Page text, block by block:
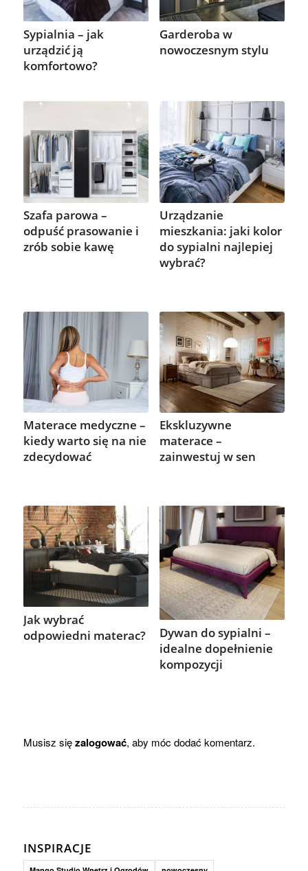
Sypialnia – jak
urządzić ją
komfortowo?
Garderoba w
nowoczesnym stylu
Szafa parowa –
odpuść prasowanie i
zrób sobie kawę
Urządzanie
mieszkania: jaki kolor
do sypialni najlepiej
wybrać?
Materace medyczne –
kiedy warto się na nie
zdecydować
Ekskluzywne
materace –
zainwestuj w sen
Jak wybrać
odpowiedni materac?
Dywan do sypialni –
idealne dopełnienie
kompozycji
Musisz sięzalogować, aby móc dodać komentarz.
INSPIRACJE